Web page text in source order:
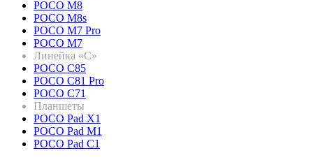
POCO M8
POCO M8s
POCO M7 Pro
POCO M7
Линейка «C»
POCO C85
POCO C81 Pro
POCO C71
Планшеты
POCO Pad X1
POCO Pad M1
POCO Pad C1